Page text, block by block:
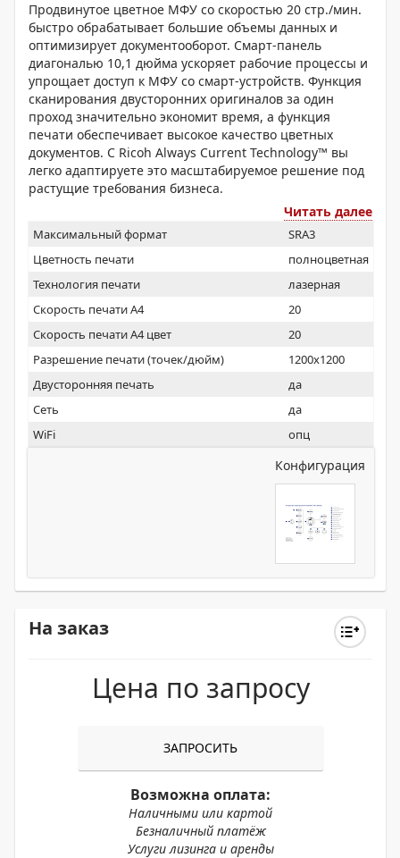
Продвинутое цветное МФУ со скоростью 20 стр./мин.
быстро обрабатывает большие объемы данных и
оптимизирует документооборот. Смарт-панель
диагональю 10,1 дюйма ускоряет рабочие процессы и
упрощает доступ к МФУ со смарт-устройств. Функция
сканирования двусторонних оригиналов за один
проход значительно экономит время, а функция
печати обеспечивает высокое качество цветных
документов. С Ricoh Always Current Technology™ вы
легко адаптируете это масштабируемое решение под
растущие требования бизнеса.
Читать далее
Максимальный формат
SRA3
Цветность печати
полноцветная
Технология печати
лазерная
Скорость печати А4
20
Скорость печати А4 цвет
20
Разрешение печати (точек/дюйм)
1200x1200
Двусторонняя печать
да
Сеть
да
WiFi
опц
Конфигурация
На заказ
Цена по запросу
ЗАПРОСИТЬ
Возможна оплата:
Наличными или картой
Безналичный платёж
Услуги лизинга и аренды